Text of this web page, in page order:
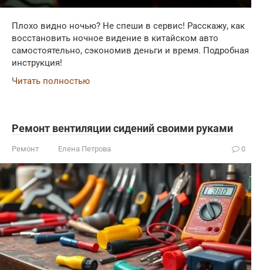
Плохо видно ночью? Не спеши в сервис! Расскажу, как
восстановить ночное видение в китайском авто
самостоятельно, сэкономив деньги и время. Подробная
инструкция!
Читать полностью
Ремонт вентиляции сидений своими руками
Ремонт Елена Петрова 0